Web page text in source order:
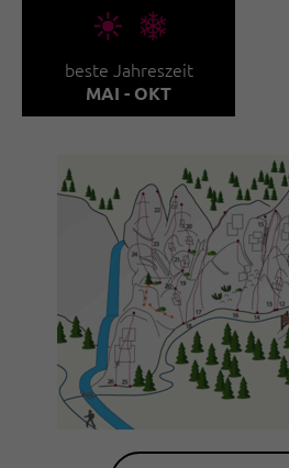
🞀🖈
beste Jahreszeit
MAI - OKT